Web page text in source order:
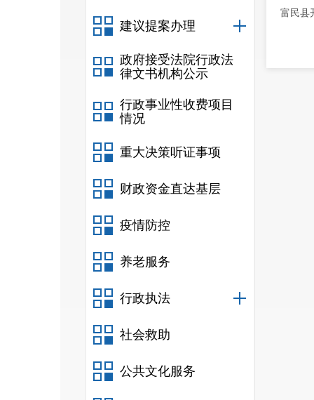
建议提案办理
政府接受法院行政法
律文书机构公示
行政事业性收费项目
情况
重大决策听证事项
财政资金直达基层
疫情防控
养老服务
行政执法
社会救助
公共文化服务
富民县